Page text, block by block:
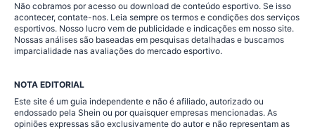
Não cobramos por acesso ou download de conteúdo esportivo. Se isso
acontecer, contate-nos. Leia sempre os termos e condições dos serviços
esportivos. Nosso lucro vem de publicidade e indicações em nosso site.
Nossas análises são baseadas em pesquisas detalhadas e buscamos
imparcialidade nas avaliações do mercado esportivo.
NOTA EDITORIAL
Este site é um guia independente e não é afiliado, autorizado ou
endossado pela Shein ou por quaisquer empresas mencionadas. As
opiniões expressas são exclusivamente do autor e não representam as